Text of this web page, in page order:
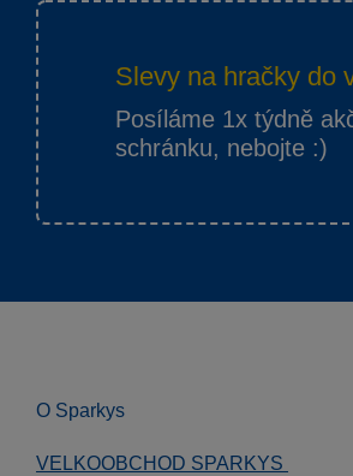
Slevy na hračky do
Posíláme 1x týdně
schránku, nebojte :)
O Sparkys
VELKOOBCHOD SPARKYS